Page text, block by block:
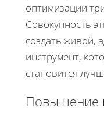
оптимизации
Совокупность
создать живой,
инструмент,
становится
Повышение